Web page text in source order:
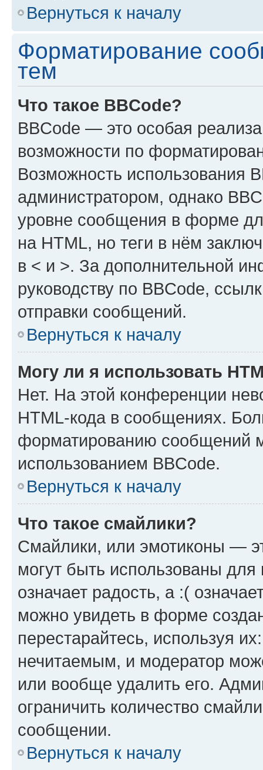
Вернуться к началу
Форматирование
тем
Что такое BBCode?
BBCode — это особая
возможности по
Возможность использования
администратором, однако
уровне сообщения в форме
на HTML, но теги в нём
в < и >. За дополнительной
руководству по BBCode,
отправки сообщений.
Вернуться к началу
Могу ли я использовать
Нет. На этой конференции
HTML-кода в сообщениях.
форматированию сообщений
использованием BBCode.
Вернуться к началу
Что такое смайлики?
Смайлики, или эмотиконы —
могут быть использованы
означает радость, а :(
можно увидеть в форме
перестарайтесь, используя
нечитаемым, и модератор
или вообще удалить его.
ограничить количество
сообщении.
Вернуться к началу